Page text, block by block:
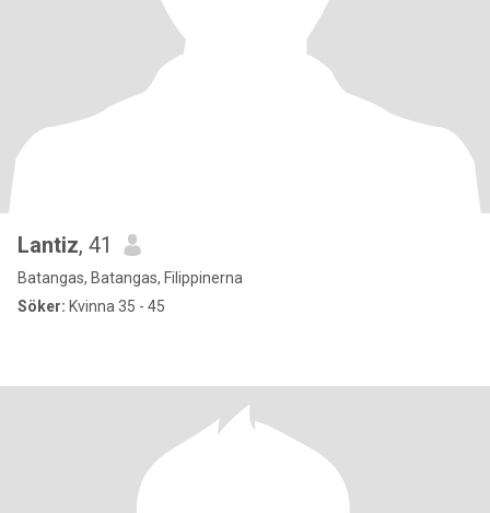
Lantiz, 41
Batangas, Batangas, Filippinerna
Söker: Kvinna 35 - 45